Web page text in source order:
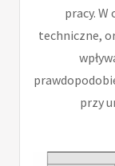
pracy.
techniczne,
przy